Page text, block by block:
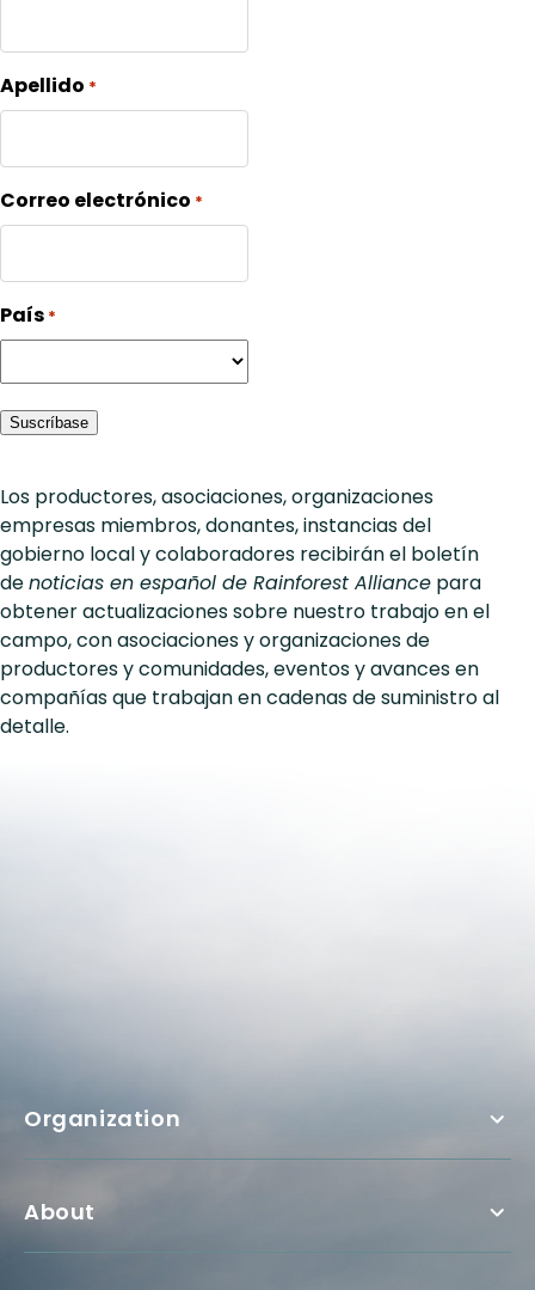
Apellido *
Correo electrónico *
País *
Suscríbase
Los productores, asociaciones, organizaciones
empresas miembros, donantes, instancias del
gobierno local y colaboradores recibirán el boletín
denoticias en español de Rainforest Alliance para
obtener actualizaciones sobre nuestro trabajo en el
campo, con asociaciones y organizaciones de
productores y comunidades, eventos y avances en
compañías que trabajan en cadenas de suministro al
detalle.
Organization
About